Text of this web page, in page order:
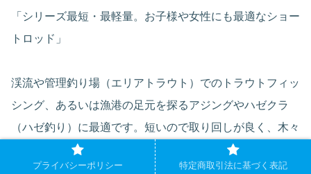
「シリーズ最短・最軽量。お子様や女性にも最適なショー
トロッド」
渓流や管理釣り場（エリアトラウト）でのトラウトフィッ
シング、あるいは漁港の足元を探るアジングやハゼクラ
（ハゼ釣り）に最適です。短いので取り回しが良く、木々
が覆いかぶさるような狭い場所でもキャストが容易です。
プライバシーポリシー 特定商取引法に基づく表記